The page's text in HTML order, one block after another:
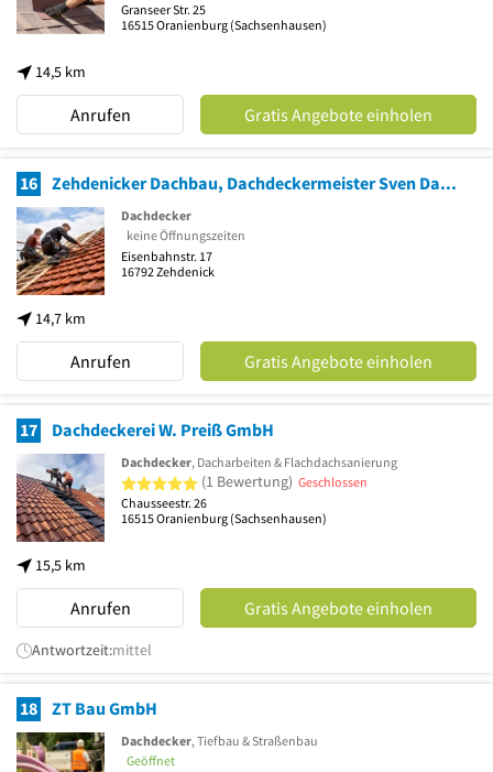
14,5 km
Granseer Str. 25
16515Oranienburg (Sachsenhausen)
Anrufen Gratis Angebote einholen
16 Zehdenicker Dachbau, Dachdeckermeister Sven Daniel
14,7 km
Dachdecker
keine Öffnungszeiten
Eisenbahnstr. 17
16792Zehdenick
Anrufen Gratis Angebote einholen
17 Dachdeckerei W. Preiß GmbH
15,5 km
Dachdecker, Dacharbeiten & Flachdachsanierung
5 von 5 Sternen
(1 Bewertung) Geschlossen
Chausseestr. 26
16515Oranienburg (Sachsenhausen)
Anrufen Gratis Angebote einholen
Antwortzeit:mittel
18 ZT Bau GmbH
Dachdecker, Tiefbau & Straßenbau
Geöffnet